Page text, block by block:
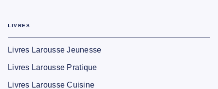
LIVRES
Livres Larousse Jeunesse
Livres Larousse Pratique
Livres Larousse Cuisine